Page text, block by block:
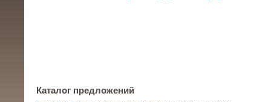
Каталог предложений